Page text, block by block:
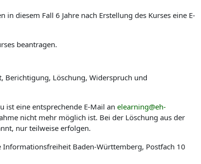
diesem Fall 6 Jahre nach Erstellung des Kurses eine E-
beantragen.
Berichtigung, Löschung, Widerspruch und
eine entsprechende E-Mail an elearning@eh-
nicht mehr möglich ist. Bei der Löschung aus der
nur teilweise erfolgen.
Informationsfreiheit Baden-Württemberg, Postfach 10